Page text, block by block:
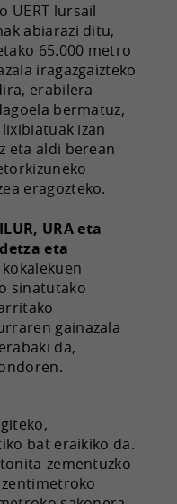
UERT lursail
abiarazi ditu,
65.000 metro
iragazgaizteko
erabilera
bermatuz,
izan
eta aldi berean
eragozteko.
URA eta
eta
sinatutako
gainazala
da,
bat eraikiko da.
zementuzko